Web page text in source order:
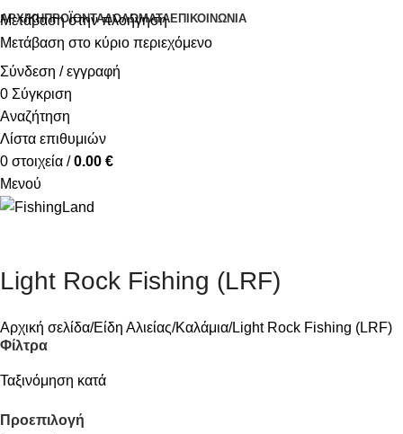
Μετάβαση στην πλοήγηση
Μετάβαση στο κύριο περιεχόμενο
ΑΡΧΙΚΉΠΡΟΪΌΝΤΑΔΟΛΏΜΑΤΑΕΠΙΚΟΙΝΩΝΊΑ
Σύνδεση / εγγραφή
0 Σύγκριση
Αναζήτηση
Λίστα επιθυμιών
0 στοιχεία / 0.00 €
Μενού
Light Rock Fishing (LRF)
Αρχική σελίδα Είδη Αλιείας Καλάμια Light Rock Fishing (LRF)
Φίλτρα
Ταξινόμηση κατά
Προεπιλογή